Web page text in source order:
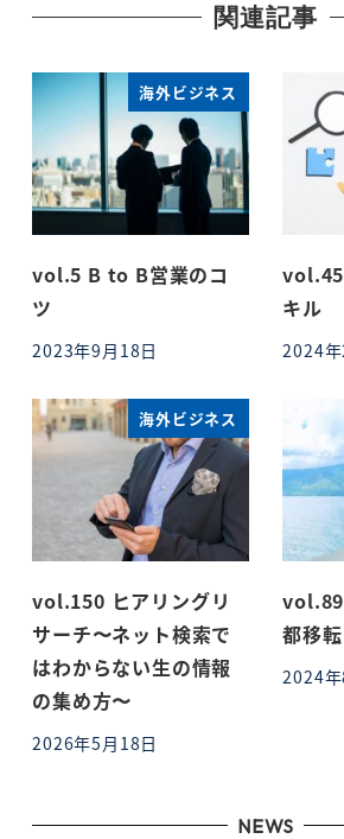
関連記事
海外ビジネス
vol.5 B to B営業のコ
ツ
投稿日
2023年9月18日
vol.45
キル
投稿日
2024
海外ビジネス
vol.150 ヒアリングリ
サーチ〜ネット検索で
はわからない生の情報
の集め方〜
投稿日
2026年5月18日
vol.89
都移転
投稿日
2024
NEWS